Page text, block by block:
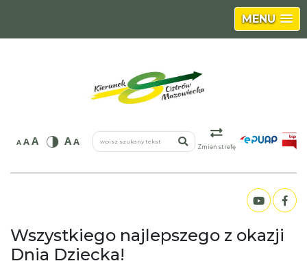
MENU
A AA AA wpisz szukany tekst
Zmień strefę
Wszystkiego najlepszego z okazji
Dnia Dziecka!